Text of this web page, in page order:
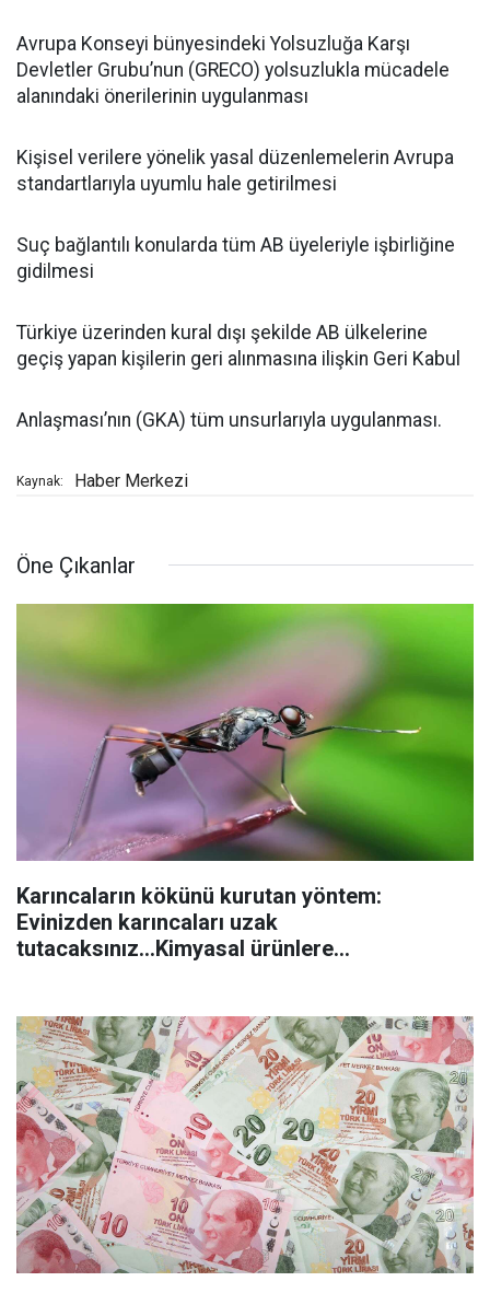
Avrupa Konseyi bünyesindeki Yolsuzluğa Karşı
Devletler Grubu’nun (GRECO) yolsuzlukla mücadele
alanındaki önerilerinin uygulanması
Kişisel verilere yönelik yasal düzenlemelerin Avrupa
standartlarıyla uyumlu hale getirilmesi
Suç bağlantılı konularda tüm AB üyeleriyle işbirliğine
gidilmesi
Türkiye üzerinden kural dışı şekilde AB ülkelerine
geçiş yapan kişilerin geri alınmasına ilişkin Geri Kabul
Anlaşması’nın (GKA) tüm unsurlarıyla uygulanması.
Kaynak: Haber Merkezi
Öne Çıkanlar
Karıncaların kökünü kurutan yöntem:
Evinizden karıncaları uzak
tutacaksınız...Kimyasal ürünlere